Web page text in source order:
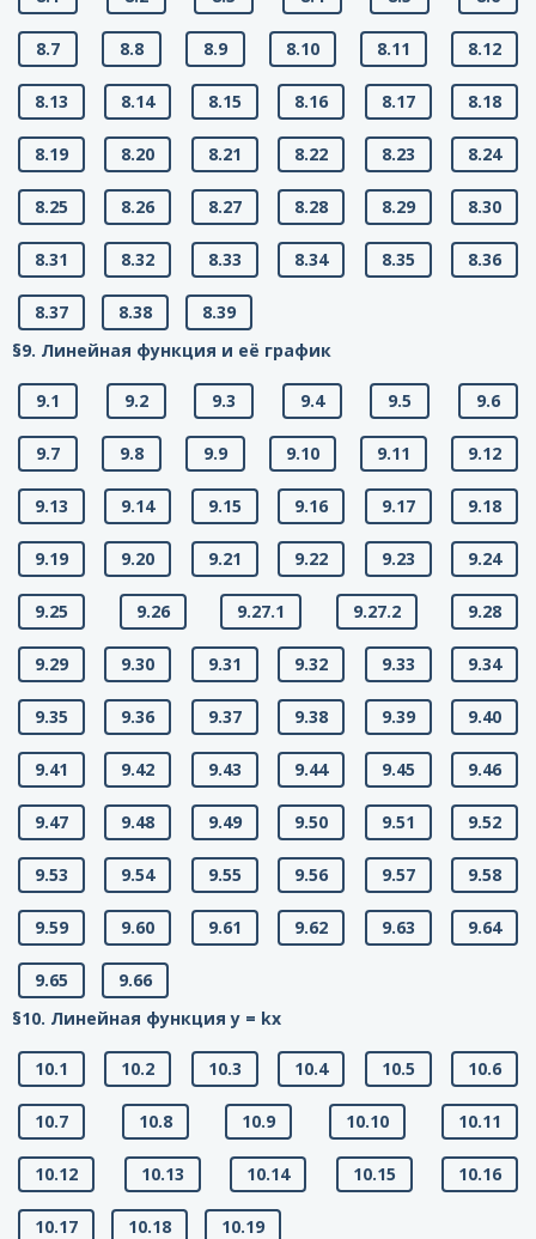
8.7 8.8 8.9 8.10 8.11 8.12
8.13 8.14 8.15 8.16 8.17 8.18
8.19 8.20 8.21 8.22 8.23 8.24
8.25 8.26 8.27 8.28 8.29 8.30
8.31 8.32 8.33 8.34 8.35 8.36
8.37 8.38
8.39
§9. Линейная функция и её график
9.1 9.2 9.3 9.4 9.5 9.6
9.7 9.8 9.9 9.10 9.11 9.12
9.13 9.14 9.15 9.16 9.17 9.18
9.19 9.20 9.21 9.22 9.23 9.24
9.25 9.26 9.27.1 9.27.2 9.28
9.29 9.30 9.31 9.32 9.33 9.34
9.35 9.36 9.37 9.38 9.39 9.40
9.41 9.42 9.43 9.44 9.45 9.46
9.47 9.48 9.49 9.50 9.51 9.52
9.53 9.54 9.55 9.56 9.57 9.58
9.59 9.60 9.61 9.62 9.63 9.64
9.65
9.66
§10. Линейная функция у = kx
10.1 10.2 10.3 10.4 10.5 10.6
10.7 10.8 10.9 10.10 10.11
10.12 10.13 10.14 10.15 10.16
10.17 10.18
10.19